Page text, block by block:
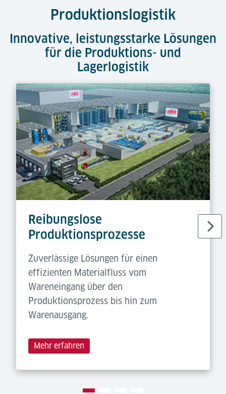
Produktionslogistik
Innovative, leistungsstarke Lösungen
für die Produktions- und
Lagerlogistik
Reibungslose
Produktionsprozesse
Zuverlässige Lösungen für einen
effizienten Materialfluss vom
Wareneingang über den
Produktionsprozess bis hin zum
Warenausgang.
Mehr erfahren